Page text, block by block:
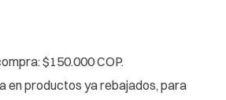
$150.000 COP.
en productos ya rebajados, para